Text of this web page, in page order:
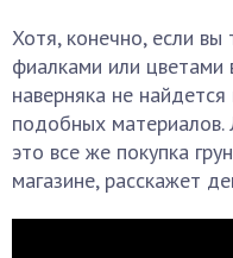
Хотя, конечно, если вы
фиалками или
наверняка не
подобных
это все же покупка
магазине, расскажет